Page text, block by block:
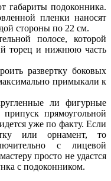
габариты подоконника.
пленки наносят
стороны по 22 см.
полосе, которой
торец и нижнюю часть
развертку боковых
примыкали к
ли фигурные
прямоугольной
уже по факту. Если
или орнамент, то
с лицевой
просто не удастся
с подоконником.